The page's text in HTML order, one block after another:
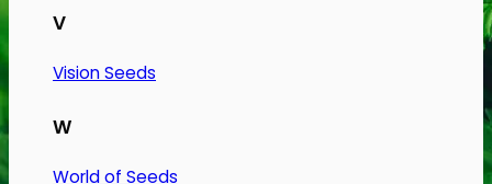
V
Vision Seeds
W
World of Seeds
flere
Mulighederne
kan
vælges